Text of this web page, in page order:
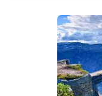
Традиции
Опросы